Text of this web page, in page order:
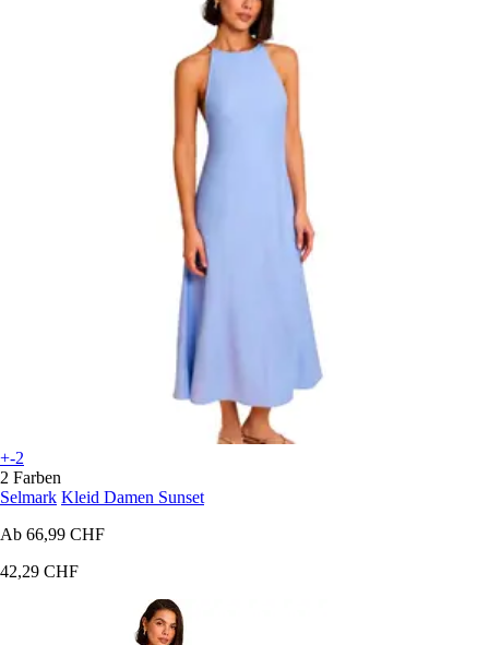
+-2
2 Farben
Selmark Kleid Damen Sunset
Ab 66,99 CHF
42,29 CHF